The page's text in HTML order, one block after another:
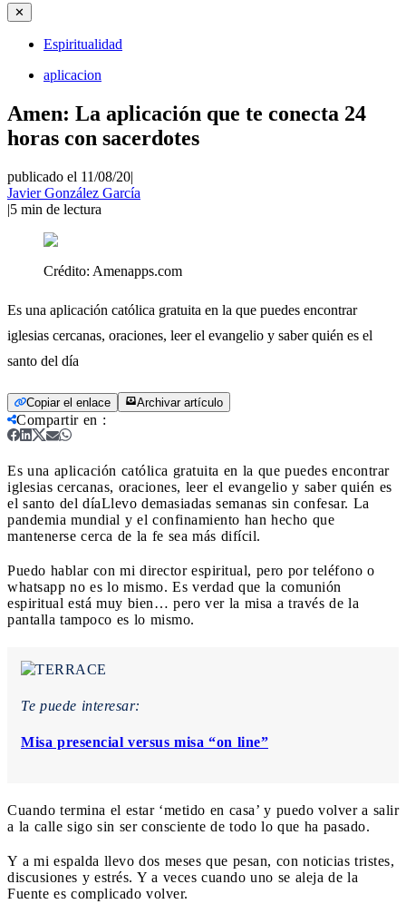
✕
Espiritualidad
aplicacion
Amen: La aplicación que te conecta 24
horas con sacerdotes
publicado el 11/08/20|
Javier González García
|5 min de lectura
Crédito: Amenapps.com
Es una aplicación católica gratuita en la que puedes encontrar
iglesias cercanas, oraciones, leer el evangelio y saber quién es el
santo del día
Copiar el enlace Archivar artículo
Compartir en :
Es una aplicación católica gratuita en la que puedes encontrar
iglesias cercanas, oraciones, leer el evangelio y saber quién es
el santo del díaLlevo demasiadas semanas sin confesar. La
pandemia mundial y el confinamiento han hecho que
mantenerse cerca de la fe sea más difícil.
Puedo hablar con mi director espiritual, pero por teléfono o
whatsapp no es lo mismo. Es verdad que la comunión
espiritual está muy bien… pero ver la misa a través de la
pantalla tampoco es lo mismo.
Te puede interesar:
Misa presencial versus misa “on line”
Cuando termina el estar ‘metido en casa’ y puedo volver a salir
a la calle sigo sin ser consciente de todo lo que ha pasado.
Y a mi espalda llevo dos meses que pesan, con noticias tristes,
discusiones y estrés. Y a veces cuando uno se aleja de la
Fuente es complicado volver.